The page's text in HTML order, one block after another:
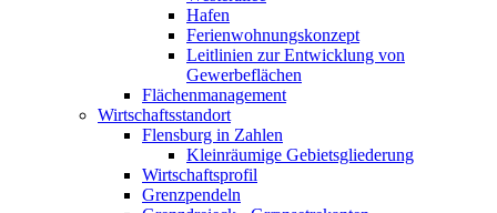
Hafen
Ferienwohnungskonzept
Leitlinien zur Entwicklung von
Gewerbeflächen
Flächenmanagement
Wirtschaftsstandort
Flensburg in Zahlen
Kleinräumige Gebietsgliederung
Wirtschaftsprofil
Grenzpendeln